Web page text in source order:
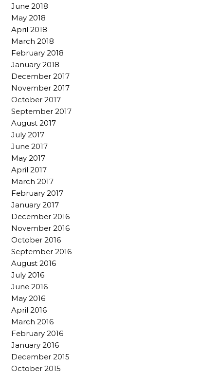
June 2018
May 2018
April 2018
March 2018
February 2018
January 2018
December 2017
November 2017
October 2017
September 2017
August 2017
July 2017
June 2017
May 2017
April 2017
March 2017
February 2017
January 2017
December 2016
November 2016
October 2016
September 2016
August 2016
July 2016
June 2016
May 2016
April 2016
March 2016
February 2016
January 2016
December 2015
October 2015